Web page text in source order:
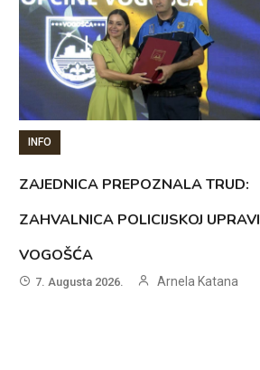
INFO
ZAJEDNICA PREPOZNALA TRUD:
ZAHVALNICA POLICIJSKOJ UPRAVI
VOGOŠĆA
7. Augusta 2026. Arnela Katana